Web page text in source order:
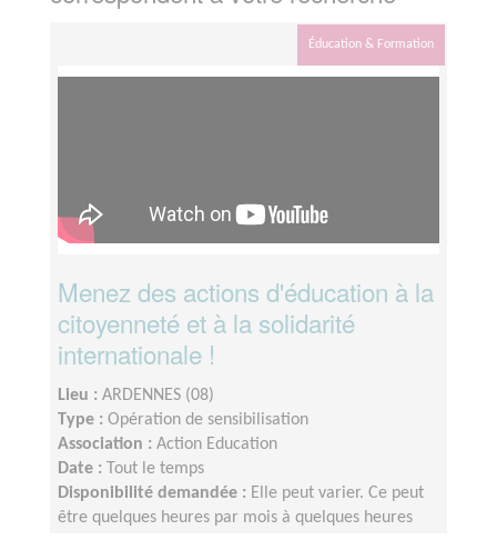
Éducation & Formation
Menez des actions d'éducation à la
citoyenneté et à la solidarité
internationale !
Lieu : ARDENNES (08)
Type : Opération de sensibilisation
Association : Action Education
Date :
Tout le temps
Disponibilité demandée : Elle peut varier. Ce peut
être quelques heures par mois à quelques heures